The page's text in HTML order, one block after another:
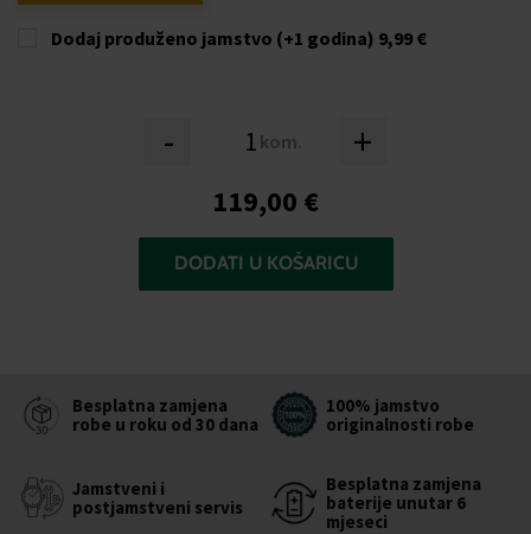
Dodaj produženo jamstvo (+1 godina) 9,99 €
- kom. +
119,00 €
DODATI U KOŠARICU
Besplatna zamjena
robe u roku od 30 dana
100% jamstvo
originalnosti robe
Jamstveni i
postjamstveni servis
Besplatna zamjena
baterije unutar 6
mjeseci